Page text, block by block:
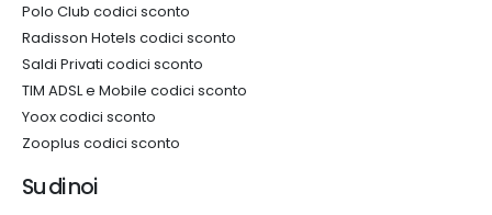
Polo Club codici sconto
Radisson Hotels codici sconto
Saldi Privati codici sconto
TIM ADSL e Mobile codici sconto
Yoox codici sconto
Zooplus codici sconto
Su di noi